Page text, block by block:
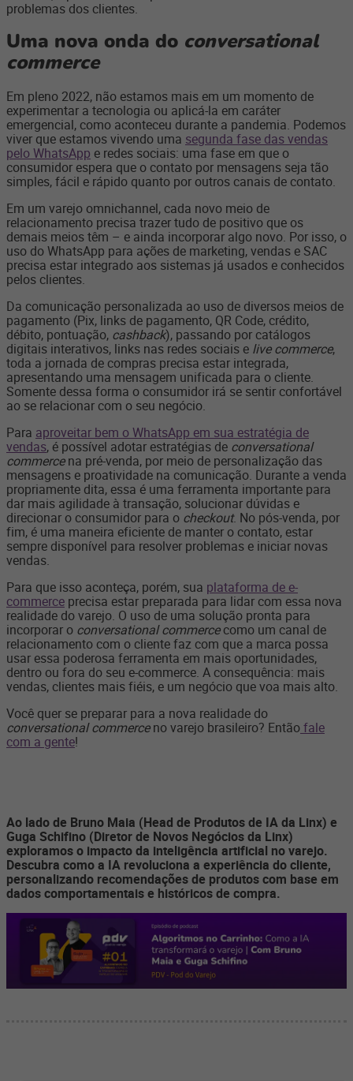
problemas dos clientes.
Uma nova onda do conversational
commerce
Em pleno 2022, não estamos mais em um momento de
experimentar a tecnologia ou aplicá-la em caráter
emergencial, como aconteceu durante a pandemia. Podemos
viver que estamos vivendo uma segunda fase das vendas
pelo WhatsApp e redes sociais: uma fase em que o
consumidor espera que o contato por mensagens seja tão
simples, fácil e rápido quanto por outros canais de contato.
Em um varejo omnichannel, cada novo meio de
relacionamento precisa trazer tudo de positivo que os
demais meios têm – e ainda incorporar algo novo. Por isso, o
uso do WhatsApp para ações de marketing, vendas e SAC
precisa estar integrado aos sistemas já usados e conhecidos
pelos clientes.
Da comunicação personalizada ao uso de diversos meios de
pagamento (Pix, links de pagamento, QR Code, crédito,
débito, pontuação, cashback), passando por catálogos
digitais interativos, links nas redes sociais e live commerce,
toda a jornada de compras precisa estar integrada,
apresentando uma mensagem unificada para o cliente.
Somente dessa forma o consumidor irá se sentir confortável
ao se relacionar com o seu negócio.
Para aproveitar bem o WhatsApp em sua estratégia de
vendas, é possível adotar estratégias de conversational
commercena pré-venda, por meio de personalização das
mensagens e proatividade na comunicação. Durante a venda
propriamente dita, essa é uma ferramenta importante para
dar mais agilidade à transação, solucionar dúvidas e
direcionar o consumidor para o checkout. No pós-venda, por
fim, é uma maneira eficiente de manter o contato, estar
sempre disponível para resolver problemas e iniciar novas
vendas.
Para que isso aconteça, porém, sua plataforma de e-
commerce precisa estar preparada para lidar com essa nova
realidade do varejo. O uso de uma solução pronta para
incorporar o conversational commercecomo um canal de
relacionamento com o cliente faz com que a marca possa
usar essa poderosa ferramenta em mais oportunidades,
dentro ou fora do seu e-commerce. A consequência: mais
vendas, clientes mais fiéis, e um negócio que voa mais alto.
Você quer se preparar para a nova realidade do
conversational commerceno varejo brasileiro? Entãofale
com a gente!
Ao lado de Bruno Maia (Head de Produtos de IA da Linx) e
Guga Schifino (Diretor de Novos Negócios da Linx)
exploramos o impacto da inteligência artificial no varejo.
Descubra como a IA revoluciona a experiência do cliente,
personalizando recomendações de produtos com base em
dados comportamentais e históricos de compra.